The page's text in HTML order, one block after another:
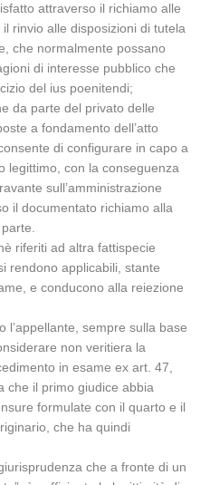
attraverso il richiamo alle
rinvio alle disposizioni di tutela
che normalmente possano
di interesse pubblico che
del ius poenitendi;
da parte del privato delle
a fondamento dell’atto
di configurare in capo a
legittimo, con la conseguenza
sull’amministrazione
il documentato richiamo alla
riferiti ad altra fattispecie
rendono applicabili, stante
e conducono alla reiezione
l’appellante, sempre sulla base
non veritiera la
in esame ex art. 47,
che il primo giudice abbia
formulate con il quarto e il
che ha quindi
che a fronte di un